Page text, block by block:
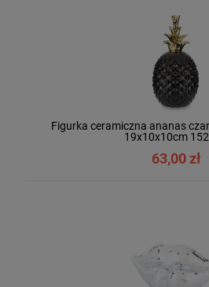
Figurka ceramiczna ananas
19x10x10cm
63,00 zł